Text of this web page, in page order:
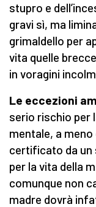
stupro e
gravi sì, ma
grimaldello per
vita quelle
in voragini
Le eccezioni
serio rischio per
mentale, a
certificato da un
per la vita della
comunque non
madre dovrà